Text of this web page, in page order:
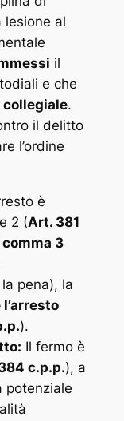
lesione al
il
e che
collegiale.
il delitto
l’ordine
è
2 (Art. 381
comma 3
pena), la
).
Il fermo è
c.p.p.), a
potenziale